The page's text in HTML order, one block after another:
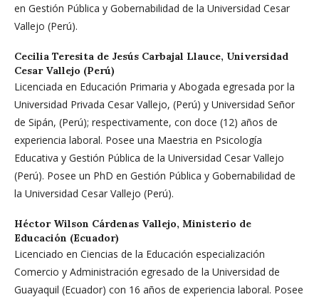
en Gestión Pública y Gobernabilidad de la Universidad Cesar
Vallejo (Perú).
Cecilia Teresita de Jesús Carbajal Llauce, Universidad
Cesar Vallejo (Perú)
Licenciada en Educación Primaria y Abogada egresada por la
Universidad Privada Cesar Vallejo, (Perú) y Universidad Señor
de Sipán, (Perú); respectivamente, con doce (12) años de
experiencia laboral. Posee una Maestria en Psicología
Educativa y Gestión Pública de la Universidad Cesar Vallejo
(Perú). Posee un PhD en Gestión Pública y Gobernabilidad de
la Universidad Cesar Vallejo (Perú).
Héctor Wilson Cárdenas Vallejo, Ministerio de
Educación (Ecuador)
Licenciado en Ciencias de la Educación especialización
Comercio y Administración egresado de la Universidad de
Guayaquil (Ecuador) con 16 años de experiencia laboral. Posee